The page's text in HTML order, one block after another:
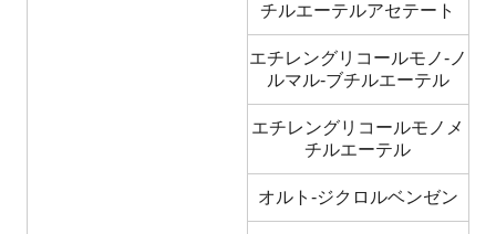
チルエーテルアセテート
エチレングリコールモノ-ノ
ルマル-ブチルエーテル
エチレングリコールモノメ
チルエーテル
オルト-ジクロルベンゼン